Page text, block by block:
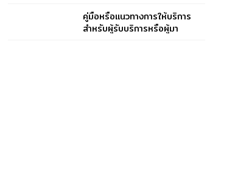
คู่มือหรือแนวทางการให้บริการ
สำหรับผู้รับบริการหรือผู้มา